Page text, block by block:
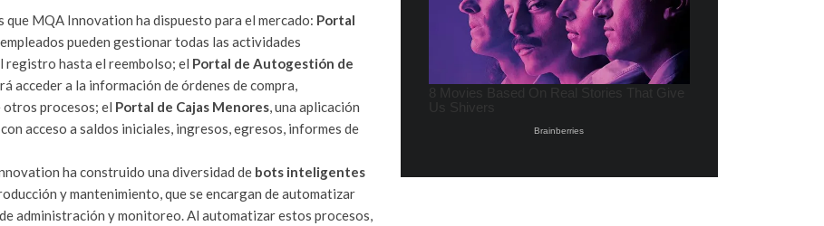
que MQA Innovation ha dispuesto para el mercado: Portal
pueden gestionar todas las actividades
registro hasta el reembolso; el Portal de Autogestión de
acceder a la información de órdenes de compra,
otros procesos; el Portal de Cajas Menores, una aplicación
acceso a saldos iniciales, ingresos, egresos, informes de
ha construido una diversidad de bots inteligentes
y mantenimiento, que se encargan de automatizar
administración y monitoreo. Al automatizar estos procesos,